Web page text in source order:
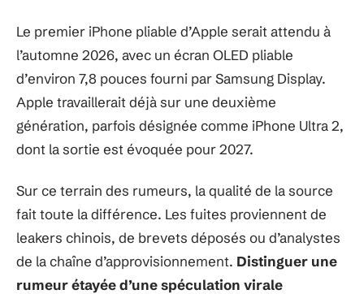
Le premier iPhone pliable d’Apple serait attendu à
l’automne 2026, avec un écran OLED pliable
d’environ 7,8 pouces fourni par Samsung Display.
Apple travaillerait déjà sur une deuxième
génération, parfois désignée comme iPhone Ultra 2,
dont la sortie est évoquée pour 2027.
Sur ce terrain des rumeurs, la qualité de la source
fait toute la différence. Les fuites proviennent de
leakers chinois, de brevets déposés ou d’analystes
de la chaîne d’approvisionnement. Distinguer une
rumeur étayée d’une spéculation virale